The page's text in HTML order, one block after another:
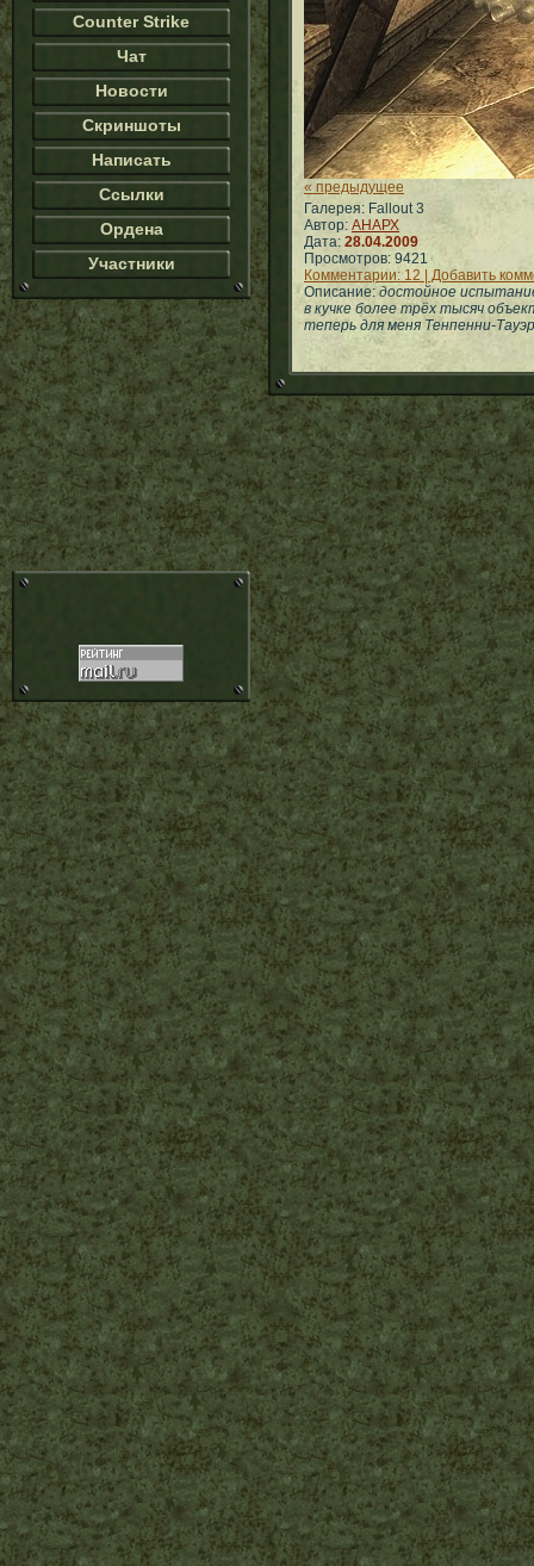
Counter Strike
Чат
Новости
Скриншоты
Написать
Ссылки
Ордена
Участники
« предыдущее
Галерея: Fallout 3
Автор: АНАРХ
Дата: 28.04.2009
Просмотров: 9421
Комментарии: 12 | Добавить
Описание: достойное
в кучке более трёх тысяч
теперь для меня Тенпенни-